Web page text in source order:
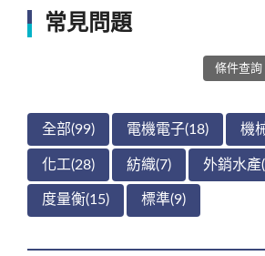
常見問題
條件查詢
全部(99) 電機電子(18) 機
化工(28) 紡織(7) 外銷水產
度量衡(15) 標準(9)